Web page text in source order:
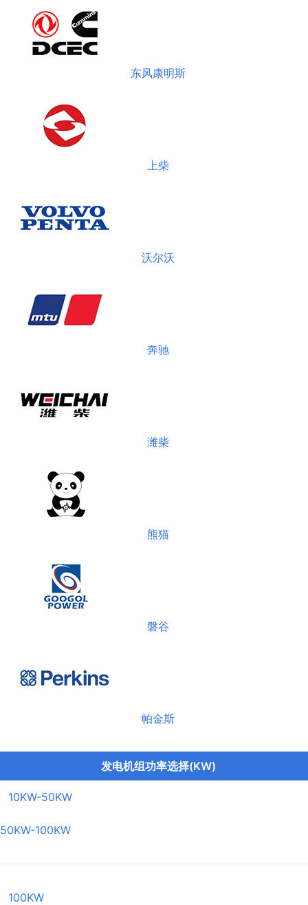
东风康明斯
上柴
沃尔沃
奔驰
潍柴
熊猫
磐谷
帕金斯
发电机组功率选择(KW)
10KW-50KW
50KW-100KW
100KW